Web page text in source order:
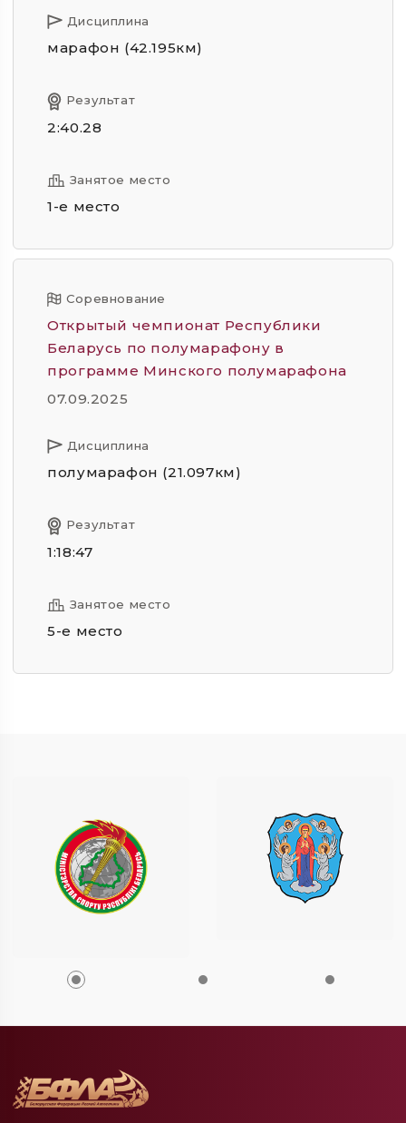
Дисциплина
марафон (42.195км)
Результат
2:40.28
Занятое место
1-е место
Соревнование
Открытый чемпионат Республики
Беларусь по полумарафону в
программе Минского полумарафона
07.09.2025
Дисциплина
полумарафон (21.097км)
Результат
1:18:47
Занятое место
5-е место